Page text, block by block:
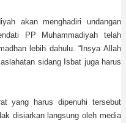
akan menghadiri undangan
PP Muhammadiyah telah
lebih dahulu. “Insya Allah
sidang Isbat juga harus
yang harus dipenuhi tersebut
disiarkan langsung oleh media